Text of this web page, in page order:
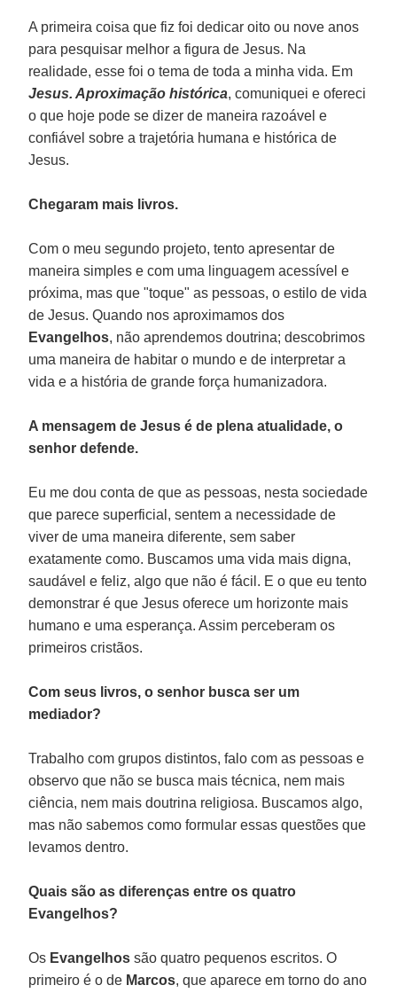
A primeira coisa que fiz foi dedicar oito ou nove anos
para pesquisar melhor a figura de Jesus. Na
realidade, esse foi o tema de toda a minha vida. Em
Jesus. Aproximação histórica, comuniquei e ofereci
o que hoje pode se dizer de maneira razoável e
confiável sobre a trajetória humana e histórica de
Jesus.
Chegaram mais livros.
Com o meu segundo projeto, tento apresentar de
maneira simples e com uma linguagem acessível e
próxima, mas que "toque" as pessoas, o estilo de vida
de Jesus. Quando nos aproximamos dos
Evangelhos, não aprendemos doutrina; descobrimos
uma maneira de habitar o mundo e de interpretar a
vida e a história de grande força humanizadora.
A mensagem de Jesus é de plena atualidade, o
senhor defende.
Eu me dou conta de que as pessoas, nesta sociedade
que parece superficial, sentem a necessidade de
viver de uma maneira diferente, sem saber
exatamente como. Buscamos uma vida mais digna,
saudável e feliz, algo que não é fácil. E o que eu tento
demonstrar é que Jesus oferece um horizonte mais
humano e uma esperança. Assim perceberam os
primeiros cristãos.
Com seus livros, o senhor busca ser um
mediador?
Trabalho com grupos distintos, falo com as pessoas e
observo que não se busca mais técnica, nem mais
ciência, nem mais doutrina religiosa. Buscamos algo,
mas não sabemos como formular essas questões que
levamos dentro.
Quais são as diferenças entre os quatro
Evangelhos?
Os Evangelhossão quatro pequenos escritos. O
primeiro é o de Marcos, que aparece em torno do ano